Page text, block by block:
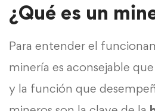
¿Qué es un
Para entender el
minería es aconsejable
y la función que